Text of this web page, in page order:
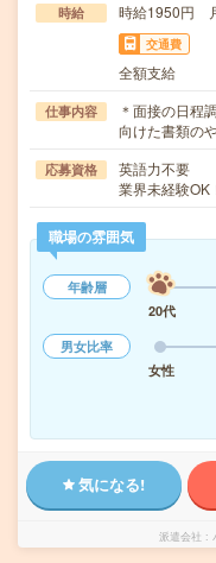
時給 時給1950円
交通費
全額支給
仕事内容
＊面接の日程
向けた書類の
応募資格
英語力不要
業界未経験OK
職場の雰囲気
年齢層
20代
男女比率
女性
気になる!
派遣会社